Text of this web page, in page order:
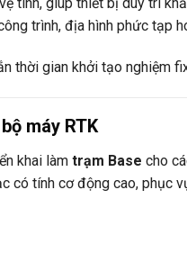
tinh, giúp thiết bị duy trì
trình, địa hình phức tạp
thời gian khởi tạo nghiệm
máy RTK
khai làm trạm Base cho
có tính cơ động cao, phục